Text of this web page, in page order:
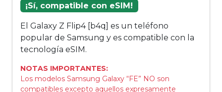
¡Sí, compatible con eSIM!
El Galaxy Z Flip4 [b4q] es un teléfono
popular de Samsung y es compatible con la
tecnología eSIM.
NOTAS IMPORTANTES:
Los modelos Samsung Galaxy “FE” NO son
compatibles excepto aquellos expresamente